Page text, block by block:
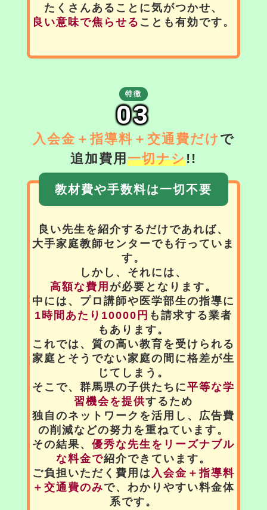
たくさんあることに気がつかせ、
良い意味で焦らせる ことも有効です。
特徴
03
入会金＋指導料＋交通費だけ で
追加費用 一切ナシ!!
教材費や手数料は一切不要
良い先生を紹介するだけであれば、
大手家庭教師センターでも行っていま
す。
しかし、それには、
高額な費用 が必要となります。
中には、プロ講師や医学部生の指導に
1時間あたり10000円 も請求する業者
もあります。
これでは、質の高い教育を受けられる
家庭とそうでない家庭の間に格差が生
じてしまう。
そこで、群馬県の子供たちに平等な学
習機会を提供するため
独自のネットワークを活用し、広告費
の削減などの努力を重ねています。
その結果、 優秀な先生をリーズナブル
な料金で紹介できています。
ご負担いただく費用は 入会金＋指導料
＋交通費のみで、わかりやすい料金体
系です。